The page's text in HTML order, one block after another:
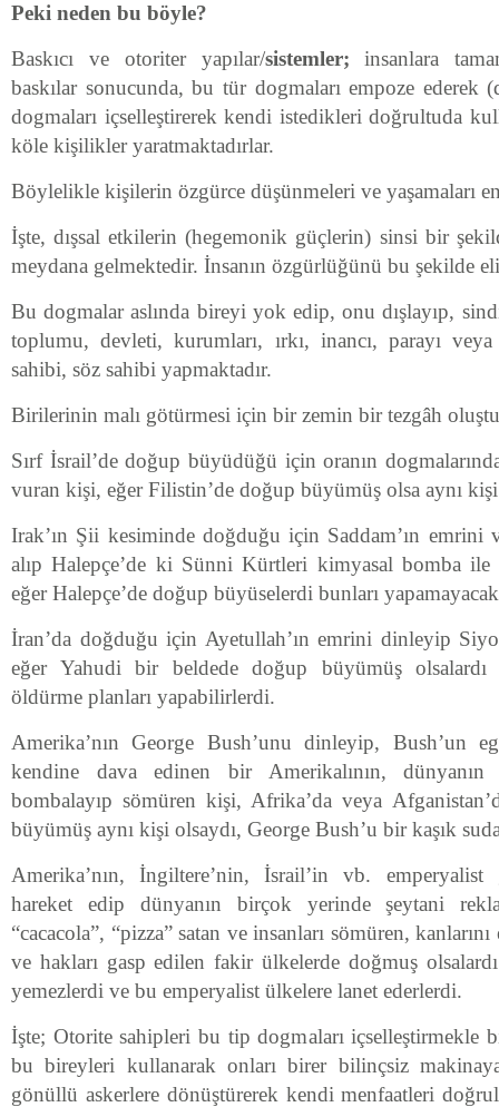
Peki neden bu böyle?
Baskıcı ve otoriter yapılar/sistemler; insanlara
baskılar sonucunda, bu tür dogmaları empoze ederek
dogmaları içselleştirerek kendi istedikleri doğrultuda
köle kişilikler yaratmaktadırlar.
Böylelikle kişilerin özgürce düşünmeleri ve yaşamaları
İşte, dışsal etkilerin (hegemonik güçlerin) sinsi bir
meydana gelmektedir. İnsanın özgürlüğünü bu şekilde
Bu dogmalar aslında bireyi yok edip, onu dışlayıp,
toplumu, devleti, kurumları, ırkı, inancı, parayı
sahibi, söz sahibi yapmaktadır.
Birilerinin malı götürmesi için bir zemin bir tezgâh
Sırf İsrail’de doğup büyüdüğü için oranın
vuran kişi, eğer Filistin’de doğup büyümüş olsa aynı
Irak’ın Şii kesiminde doğduğu için Saddam’ın emrini
alıp Halepçe’de ki Sünni Kürtleri kimyasal bomba
eğer Halepçe’de doğup büyüselerdi bunları
İran’da doğduğu için Ayetullah’ın emrini dinleyip
eğer Yahudi bir beldede doğup büyümüş olsalardı
öldürme planları yapabilirlerdi.
Amerika’nın George Bush’unu dinleyip, Bush’un
kendine dava edinen bir Amerikalının,
bombalayıp sömüren kişi, Afrika’da veya
büyümüş aynı kişi olsaydı, George Bush’u bir kaşık
Amerika’nın, İngiltere’nin, İsrail’in vb.
hareket edip dünyanın birçok yerinde şeytani
“cacacola”, “pizza” satan ve insanları sömüren,
ve hakları gasp edilen fakir ülkelerde doğmuş
yemezlerdi ve bu emperyalist ülkelere lanet ederlerdi.
İşte; Otorite sahipleri bu tip dogmaları
bu bireyleri kullanarak onları birer bilinçsiz
gönüllü askerlere dönüştürerek kendi menfaatleri